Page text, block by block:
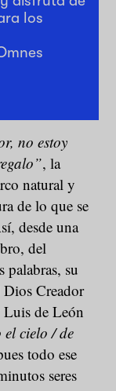
los
no estoy
, la
natural y
de lo que se
desde una
del
palabras, su
Creador
Luis de León
cielo / de
todo ese
seres